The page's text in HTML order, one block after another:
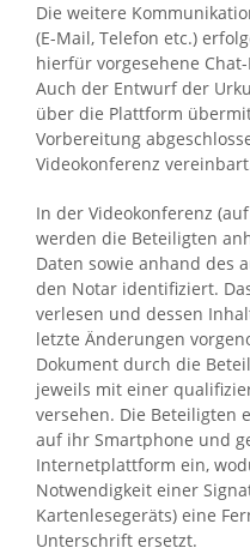
Die weitere
(E-Mail, Telefon etc.)
hierfür vorgesehene
Auch der Entwurf der
über die Plattform
Vorbereitung
Videokonferenz
In der Videokonferenz
werden die Beteiligten
Daten sowie anhand des
den Notar identifiziert.
verlesen und dessen
letzte Änderungen
Dokument durch die
jeweils mit einer
versehen. Die Beteiligten
auf ihr Smartphone und
Internetplattform ein,
Notwendigkeit einer
Kartenlesegeräts) eine
Unterschrift ersetzt.